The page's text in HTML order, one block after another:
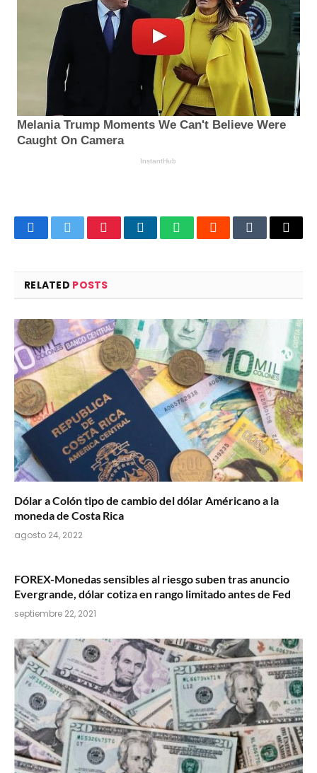
FacebookTwitterPinterestLinkedInWhatsAppRedditTumblrEmail
RELATED POSTS
Dólar a Colón tipo de cambio del dólar Américano a la
moneda de Costa Rica
agosto 24, 2022
FOREX-Monedas sensibles al riesgo suben tras anuncio
Evergrande, dólar cotiza en rango limitado antes de Fed
septiembre 22, 2021